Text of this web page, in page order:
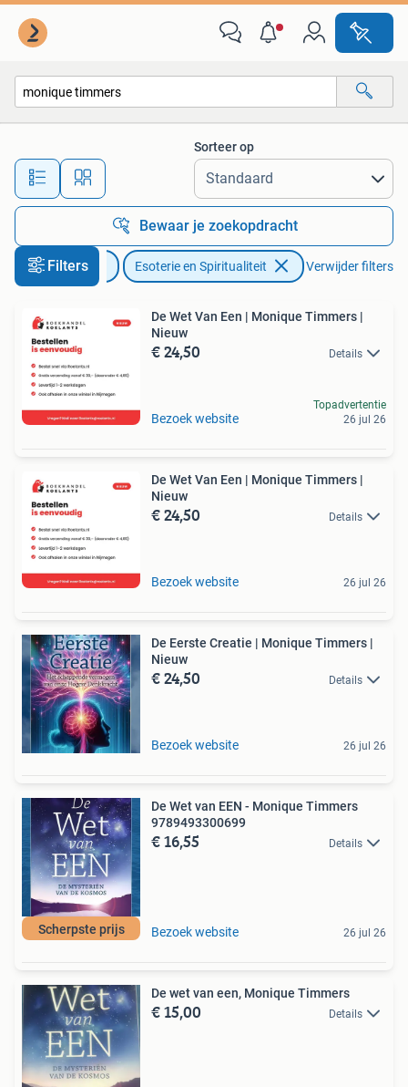
Alle afstanden…
Sorteer op
Bewaar je zoekopdracht
Filters
Boeken Esoterie en Spiritualiteit Verwijder filters
De Wet Van Een | Monique Timmers |
Nieuw
€ 24,50 Details
Bezoek website
Topadvertentie
26 jul 26
De Wet Van Een | Monique Timmers |
Nieuw
€ 24,50 Details
Bezoek website 26 jul 26
De Eerste Creatie | Monique Timmers |
Nieuw
€ 24,50 Details
Bezoek website 26 jul 26
Scherpste prijs
De Wet van EEN - Monique Timmers
9789493300699
€ 16,55 Details
Bezoek website 26 jul 26
De wet van een, Monique Timmers
€ 15,00 Details